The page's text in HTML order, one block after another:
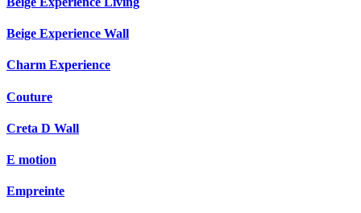
Beige Experience Wall
Charm Experience
Couture
Creta D Wall
E motion
Empreinte